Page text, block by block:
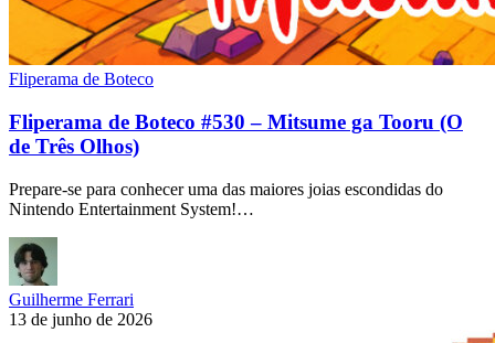
Fliperama de Boteco
Fliperama de Boteco #530 – Mitsume ga Tooru (O
de Três Olhos)
Prepare-se para conhecer uma das maiores joias escondidas do
Nintendo Entertainment System!…
Guilherme Ferrari
13 de junho de 2026